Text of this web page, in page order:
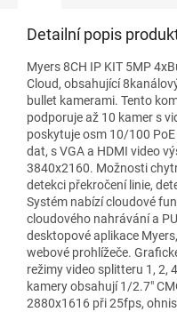
Detailní popis
Myers 8CH IP KIT 5MP
Cloud, obsahující
bullet kamerami. Tento
podporuje až 10 kamer s
poskytuje osm 10/100
dat, s VGA a HDMI video
3840x2160. Možnosti
detekci překročení linie,
Systém nabízí cloudové
cloudového nahrávání a
desktopové aplikace
webové prohlížeče.
režimy video splitteru 1, 2,
kamery obsahují 1/2.7"
2880x1616 při 25fps,